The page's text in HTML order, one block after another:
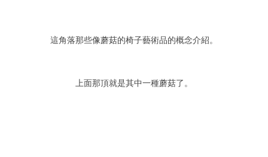
這角落那些像蘑菇的椅子藝術品的概念介紹。
上面那頂就是其中一種蘑菇了。